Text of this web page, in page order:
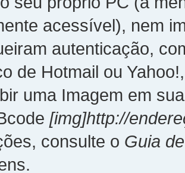
acessível), nem
autenticação,
de Hotmail ou
uma Imagem em
[img]http://
consulte o Guia